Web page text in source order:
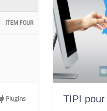
Plugins TIPI